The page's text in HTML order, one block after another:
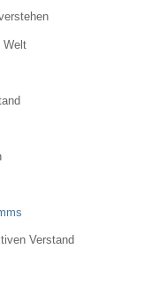
Welt
Verstand